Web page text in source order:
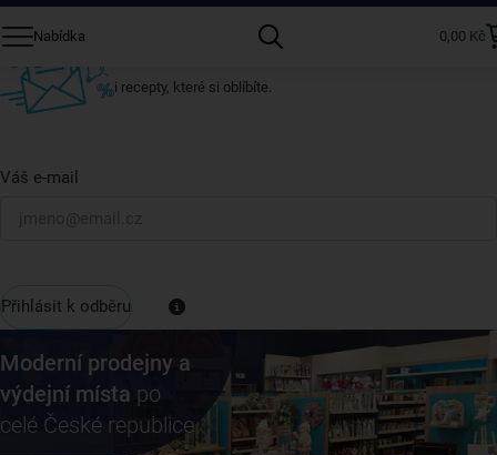
Nabídka 0,00 Kč
Přihlaste se k odběru našeho newsletteru.
i recepty, které si oblíbíte.
Váš e-mail
Přihlásit k odběru
Moderní prodejny a
výdejní místa po
celé České republice